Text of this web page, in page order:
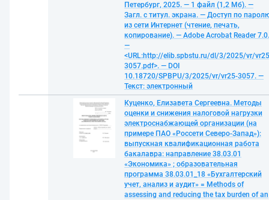
Петербург, 2025. — 1 файл (1,2 Мб). —
Загл. с титул. экрана. — Доступ по
из сети Интернет (чтение, печать,
копирование). — Adobe Acrobat Reader 7.0.
—
<URL:http://elib.spbstu.ru/dl/3/2025/vr/
3057.pdf>. — DOI
10.18720/SPBPU/3/2025/vr/vr25-3057. —
Текст: электронный
Куценко, Елизавета Сергеевна. Методы
оценки и снижения налоговой нагрузки
электроснабжающей организации (на
примере ПАО «Россети Северо-Запад»):
выпускная квалификационная работа
бакалавра: направление 38.03.01
«Экономика» ; образовательная
программа 38.03.01_18 «Бухгалтерский
учет, анализ и аудит» = Methods of
assessing and reducing the tax burden of an